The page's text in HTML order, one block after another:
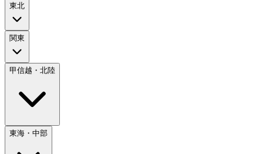
東北
関東
甲信越・北陸
東海・中部